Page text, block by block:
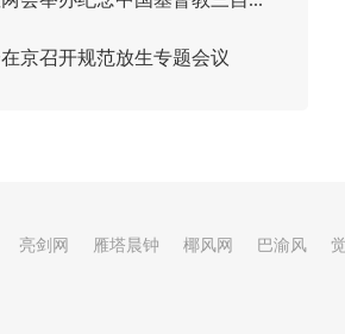
亮剑网 雁塔晨钟 椰风网 巴渝风